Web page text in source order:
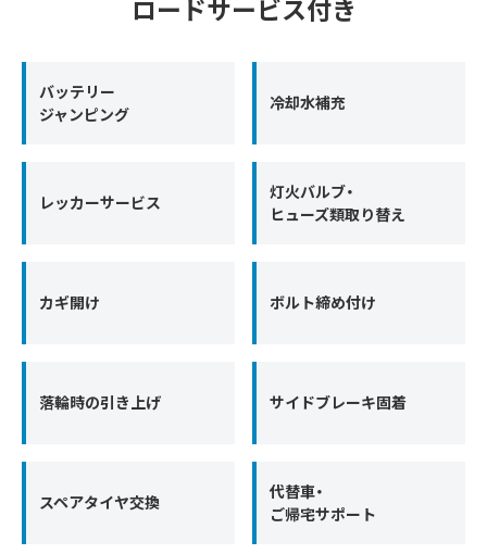
ロードサービス付き
バッテリー
ジャンピング
冷却水補充
レッカーサービス
灯火バルブ・
ヒューズ類取り替え
カギ開け ボルト締め付け
落輪時の引き上げ サイドブレーキ固着
スペアタイヤ交換
代替車・
ご帰宅サポート